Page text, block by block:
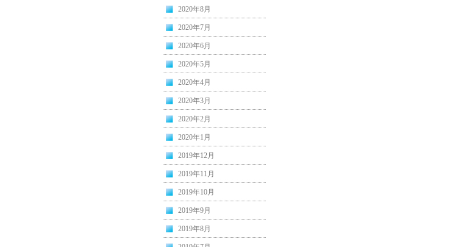
2020年8月
2020年7月
2020年6月
2020年5月
2020年4月
2020年3月
2020年2月
2020年1月
2019年12月
2019年11月
2019年10月
2019年9月
2019年8月